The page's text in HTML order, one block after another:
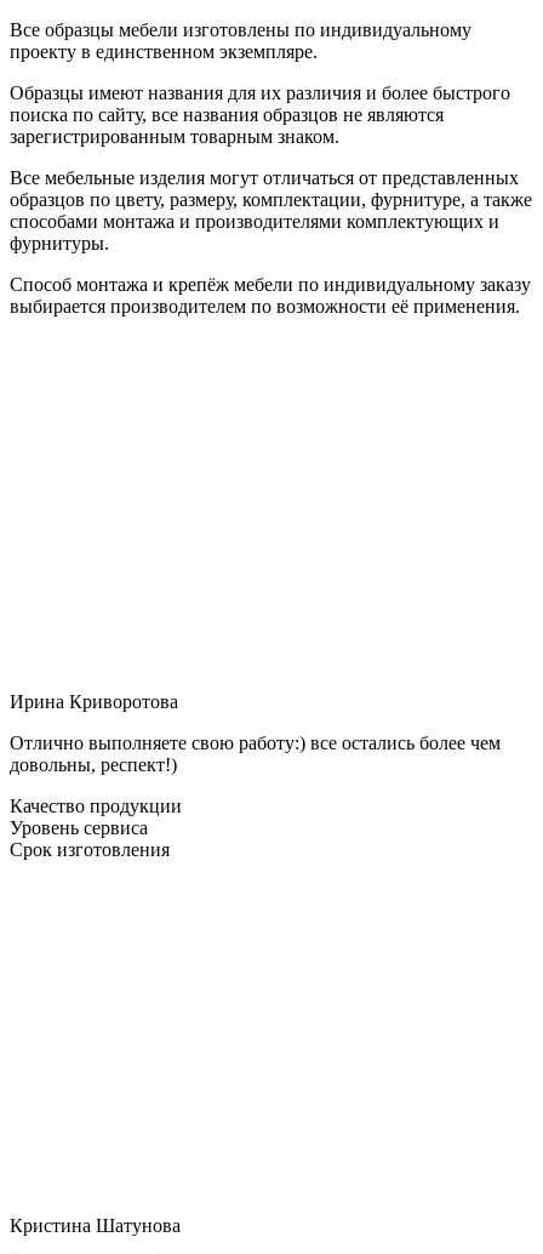
Все образцы мебели изготовлены по индивидуальному
проекту в единственном экземпляре.
Образцы имеют названия для их различия и более быстрого
поиска по сайту, все названия образцов не являются
зарегистрированным товарным знаком.
Все мебельные изделия могут отличаться от представленных
образцов по цвету, размеру, комплектации, фурнитуре, а также
способами монтажа и производителями комплектующих и
фурнитуры.
Способ монтажа и крепёж мебели по индивидуальному заказу
выбирается производителем по возможности её применения.
Ирина Криворотова
Отлично выполняете свою работу:) все остались более чем
довольны, респект!)
Качество продукции
Уровень сервиса
Срок изготовления
Кристина Шатунова